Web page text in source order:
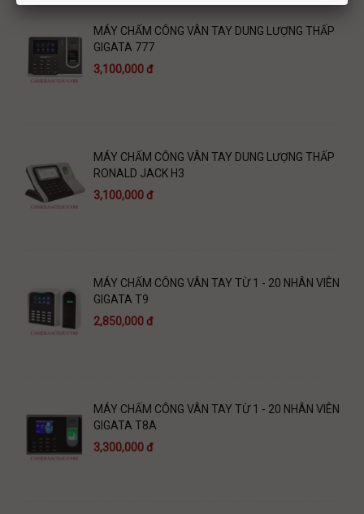
MÁY CHẤM CÔNG VÂN TAY DUNG LƯỢNG THẤP
GIGATA 777
3,100,000 đ
MÁY CHẤM CÔNG VÂN TAY DUNG LƯỢNG THẤP
RONALD JACK H3
3,100,000 đ
MÁY CHẤM CÔNG VÂN TAY TỪ 1 - 20 NHÂN VIÊN
GIGATA T9
2,850,000 đ
MÁY CHẤM CÔNG VÂN TAY TỪ 1 - 20 NHÂN VIÊN
GIGATA T8A
3,300,000 đ